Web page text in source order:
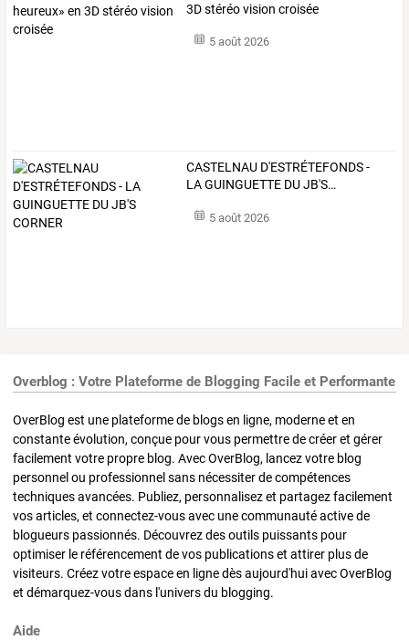
3D stéréo vision croisée
5 août 2026
CASTELNAU D'ESTRÉTEFONDS-
LAGUINGUETTE DUJB'S…
5 août 2026
Overblog : Votre Plateforme de Blogging Facile et Performante
OverBlog est une plateforme de blogs en ligne, moderne et en
constante évolution, conçue pour vous permettre de créer et gérer
facilement votre propre blog. Avec OverBlog, lancez votre blog
personnel ou professionnel sans nécessiter de compétences
techniques avancées. Publiez, personnalisez et partagez facilement
vos articles, et connectez-vous avec une communauté active de
blogueurs passionnés. Découvrez des outils puissants pour
optimiser le référencement de vos publications et attirer plus de
visiteurs. Créez votre espace en ligne dès aujourd'hui avec OverBlog
et démarquez-vous dans l'univers du blogging.
Aide